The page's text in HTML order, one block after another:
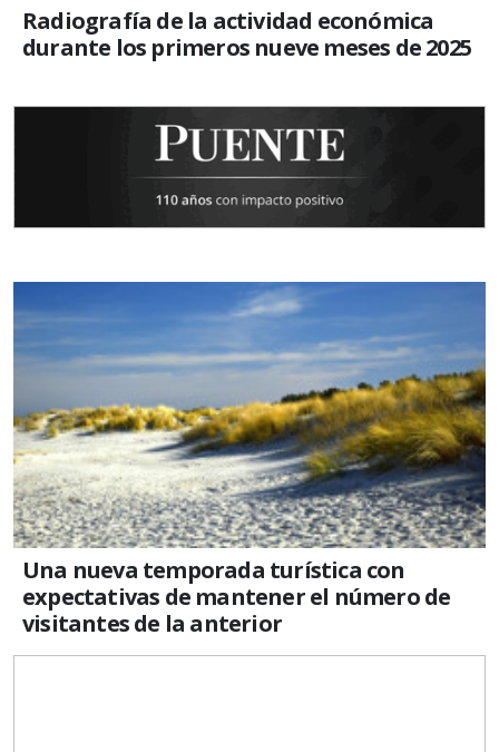
Radiografía de la actividad económica
durante los primeros nueve meses de 2025
Una nueva temporada turística con
expectativas de mantener el número de
visitantes de la anterior